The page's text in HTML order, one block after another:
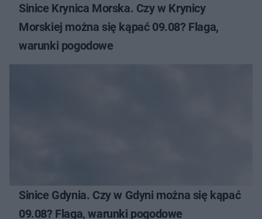
Sinice Krynica Morska. Czy w Krynicy
Morskiej można się kąpać 09.08? Flaga,
warunki pogodowe
Sinice Gdynia. Czy w Gdyni można się kąpać
09.08? Flaga, warunki pogodowe